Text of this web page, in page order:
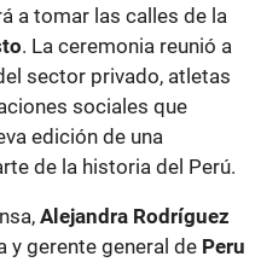
a tomar las calles de la
. La ceremonia reunió a
sector privado, atletas
sociales que
edición de una
de la historia del Perú.
Alejandra Rodríguez
y gerente general de Peru